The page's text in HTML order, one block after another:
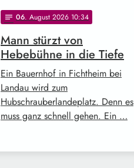
notes 06. August 2026 10:34
Mann stürzt von
Hebebühne in die Tiefe
Ein Bauernhof in Fichtheim bei
Landau wird zum
Hubschrauberlandeplatz. Denn es
muss ganz schnell gehen. Ein …